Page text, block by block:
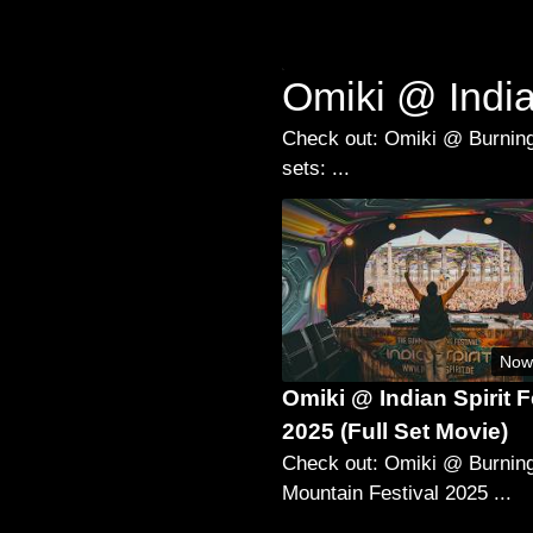
Omiki @
Check out: Omiki @
sets: ...
Omiki @ Indian Spirit
2025 (Full Set Movie)
Check out: Omiki @
Mountain Festival 2025 ...